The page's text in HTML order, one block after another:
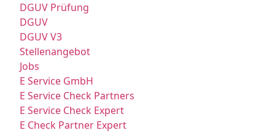
DGUV Prüfung
DGUV
DGUV V3
Stellenangebot
Jobs
E Service GmbH
E Service Check Partners
E Service Check Expert
E Check Partner Expert